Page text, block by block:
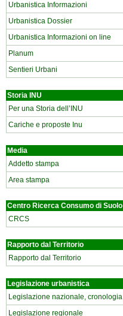
Urbanistica Informazioni
Urbanistica Dossier
Urbanistica Informazioni on line
Planum
Sentieri Urbani
Storia INU
Per una Storia dell’INU
Cariche e proposte Inu
Media
Addetto stampa
Area stampa
Centro Ricerca Consumo di Suolo
CRCS
Rapporto dal Territorio
Rapporto dal Territorio
Legislazione urbanistica
Legislazione nazionale, cronologia
Legislazione regionale